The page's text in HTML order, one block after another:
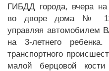
ГИБДД города, вчера на
во дворе дома №
управляя автомобилем
на 3-летнего
транспортного
малой берцовой